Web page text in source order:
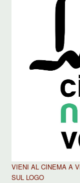
VIENI AL CINEMA A
SUL LOGO